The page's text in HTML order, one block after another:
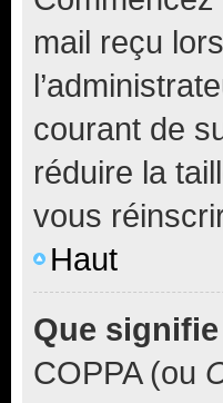
mail reçu
courant de
réduire la
vous
Haut
Que signifie
COPPA (ou